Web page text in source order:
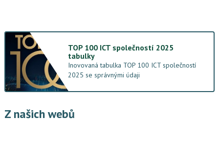
TOP 100 ICT společností 2025
tabulky
Inovovaná tabulka TOP 100 ICT společností
2025 se správnými údaji
Z našich webů